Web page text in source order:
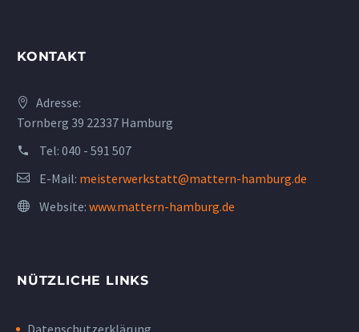
KONTAKT
Adresse:
Tornberg 39 22337 Hamburg
Tel: 040 - 591 507
E-Mail: meisterwerkstatt@mattern-hamburg.de
Website: www.mattern-hamburg.de
NÜTZLICHE LINKS
Datenschutzerklärung